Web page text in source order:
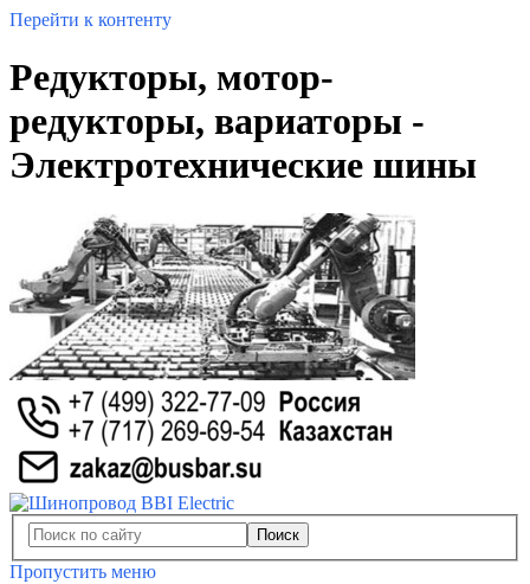
Перейти к контенту
Редукторы, мотор-
редукторы, вариаторы -
Электротехнические шины
Поиск
Пропустить меню